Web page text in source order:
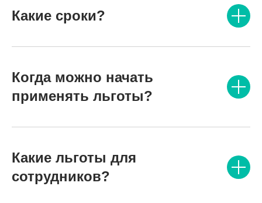
Какие сроки?
Когда можно начать
применять льготы?
Какие льготы для
сотрудников?